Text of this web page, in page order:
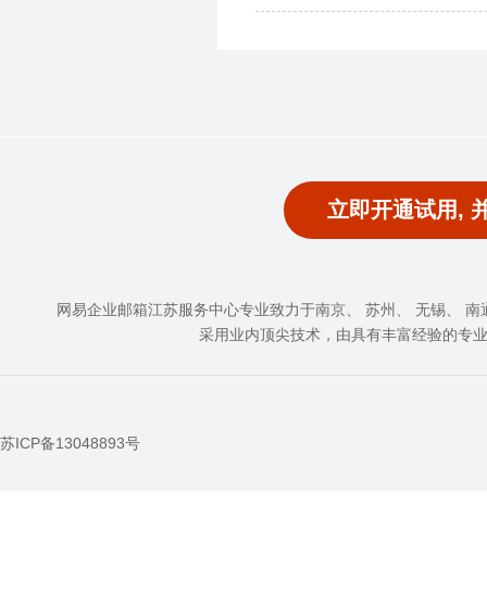
立即开通试用,
网易企业邮箱江苏服务中心专业致力于南京、 苏州、 无锡、
采用业内顶尖技术，由具有丰富经验的专
苏ICP备13048893号